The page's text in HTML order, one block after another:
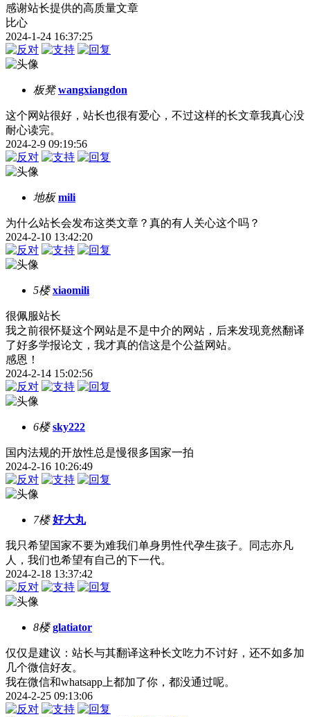
感谢站长提供的高质量文章
比心
2024-1-24 16:37:25
板凳 wangxiangdon
这个网站很好，站长也很有爱心，不过这样的长文章我真心没
耐心读完。
2024-2-9 09:19:56
地板 mili
为什么站长会发布这类文章？真的有人关心这个吗？
2024-2-10 13:42:20
5楼 xiaomili
很佩服站长
我之前很怀疑这个网站是不是中介的网站，后来发现竟然翻译
了好多学报论文，我才真的信这是个公益网站。
感恩！
2024-2-14 15:02:56
6楼 sky222
国内法规的开放性总是慢很多国家一拍
2024-2-16 10:26:49
7楼 好大丸
我只希望国家不要为难我们单身男性代孕生孩子。同志亦凡
人，我们也希望有自己的下一代。
2024-2-18 13:37:42
8楼 glatiator
仅仅是建议：站长与其翻译这种长文吃力不讨好，还不如多加
几个微信好友。
我在微信和whatsapp上都加了你，都没通过呢。
2024-2-25 09:13:06